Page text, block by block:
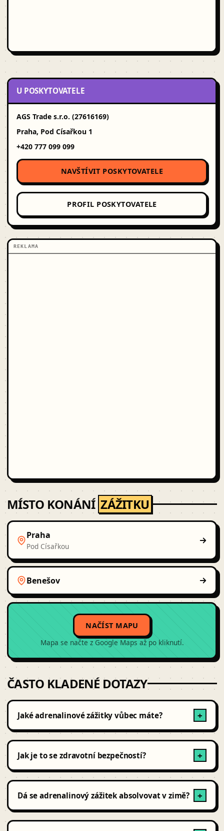
U POSKYTOVATELE
AGS Trade s.r.o. (27616169)
Praha, Pod Císařkou 1
+420 777 099 099
NAVŠTÍVIT POSKYTOVATELE
PROFIL POSKYTOVATELE
REKLAMA
MÍSTO KONÁNÍ ZÁŽITKU
Praha
Pod Císařkou
Benešov
NAČÍST MAPU
Mapa se načte z Google Maps až po kliknutí.
ČASTO KLADENÉ DOTAZY
Jaké adrenalinové zážitky vůbec máte? +
Tandemové seskoky, vyhlídkové lety, střelba a paintball,
vojenské zážitky a vodní adrenalin.
Jak je to se zdravotní bezpečností? +
Všechna zařízení jsou pravidelně certifikovaná a
instruktoři licencovaní.
Dá se adrenalinový zážitek absolvovat v zimě? +
Ano – paintball, střelba a tankodrom jedou celoročně.